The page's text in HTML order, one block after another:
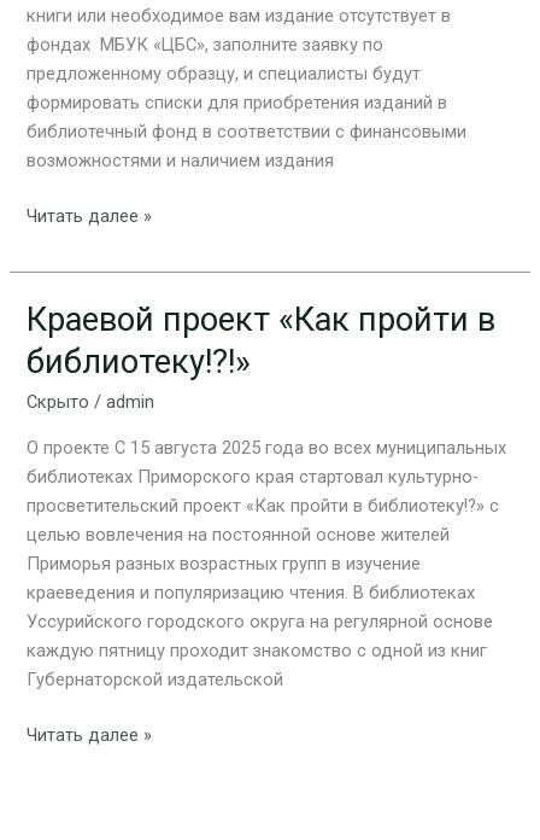
книги или необходимое вам издание отсутствует в
фондах МБУК «ЦБС», заполните заявку по
предложенному образцу, и специалисты будут
формировать списки для приобретения изданий в
библиотечный фонд в соответствии с финансовыми
возможностями и наличием издания
Читать далее »
Краевой проект «Как пройти в
библиотеку!?!»
Скрыто /admin
О проекте С 15 августа 2025 года во всех муниципальных
библиотеках Приморского края стартовал культурно-
просветительский проект «Как пройти в библиотеку!?» с
целью вовлечения на постоянной основе жителей
Приморья разных возрастных групп в изучение
краеведения и популяризацию чтения. В библиотеках
Уссурийского городского округа на регулярной основе
каждую пятницу проходит знакомство с одной из книг
Губернаторской издательской
Краевой
проект
«Как
пройти
библиотеку!?!»
Читать далее »